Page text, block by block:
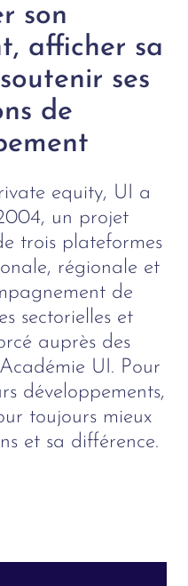
son
afficher sa
ses
de
equity, UI a
un projet
trois plateformes
régionale et
de
sectorielles et
auprès des
UI. Pour
développements,
toujours mieux
et sa différence.